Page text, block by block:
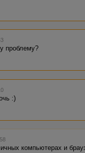
проблему?
:)
компьютерах и